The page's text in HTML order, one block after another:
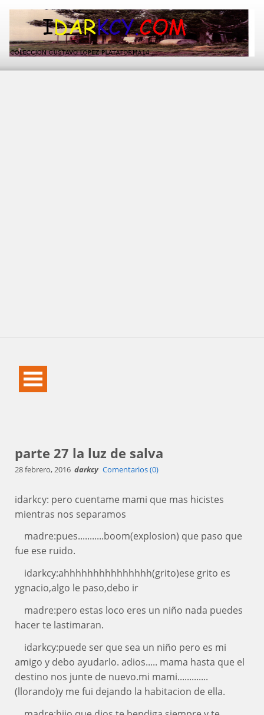
parte 27 la luz de salva
28 febrero, 2016 darkcy Comentarios (0)
idarkcy: pero cuentame mami que mas hicistes
mientras nos separamos
madre:pues...........boom(explosion) que paso que
fue ese ruido.
idarkcy:ahhhhhhhhhhhhhhh(grito)ese grito es
ygnacio,algo le paso,debo ir
madre:pero estas loco eres un niño nada puedes
hacer te lastimaran.
idarkcy:puede ser que sea un niño pero es mi
amigo y debo ayudarlo. adios..... mama hasta que el
destino nos junte de nuevo.mi mami.............
(llorando)y me fui dejando la habitacion de ella.